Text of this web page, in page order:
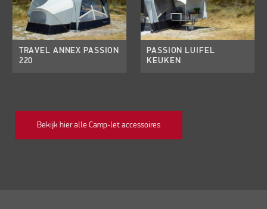
TRAVEL ANNEX PASSION
220
PASSION LUIFEL
KEUKEN
Bekijk hier alle Camp-let accessoires